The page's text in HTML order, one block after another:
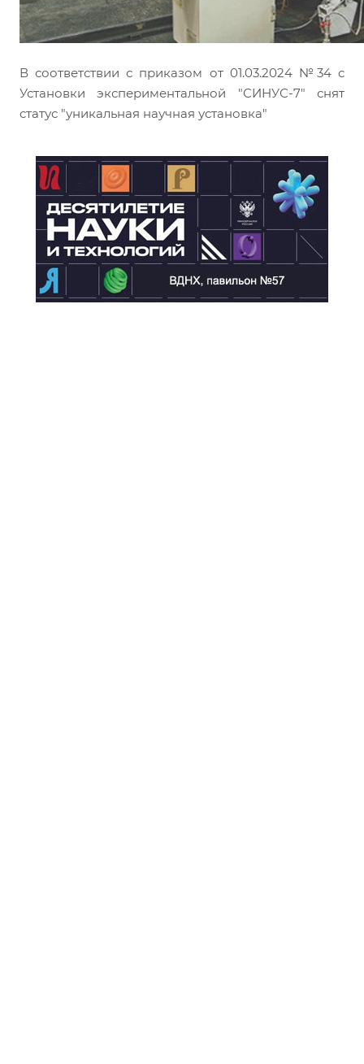
В соответствии с приказом от 01.03.2024 №34 с
Установки экспериментальной "СИНУС-7" снят
статус "уникальная научная установка"